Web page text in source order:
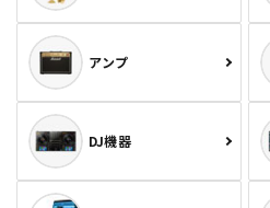
アンプ
DJ機器